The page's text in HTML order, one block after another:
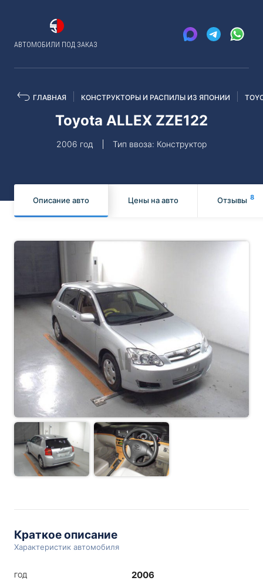
АВТОМОБИЛИ ПОД ЗАКАЗ
ГЛАВНАЯ КОНСТРУКТОРЫ И РАСПИЛЫ ИЗ ЯПОНИИ
Toyota ALLEX ZZE122
2006 год Тип ввоза: Конструктор
Описание авто Цены на авто Отзывы 8
Краткое описание
Характеристик автомобиля
ГОД 2006